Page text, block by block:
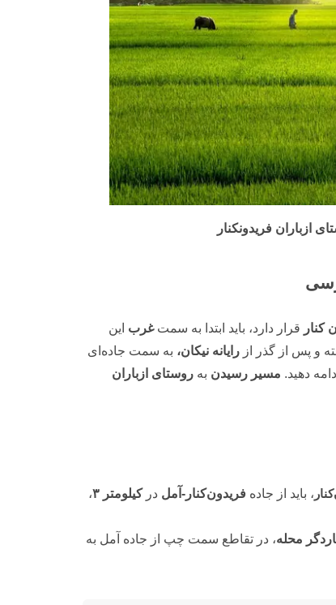
ازباران فریدونکنار
قرار دارد، باید ابتدا به سمتغرب این
و پس از گذر از رایانه نیکان، به سمت جاده‌ای
دهید. مسیر رسیدن به روستای ازباران
، باید از جاده فریدون‌کنار-آمل درکیلومتر ۳
،
محله، در تقاطع سمت چپ از جاده آمل به